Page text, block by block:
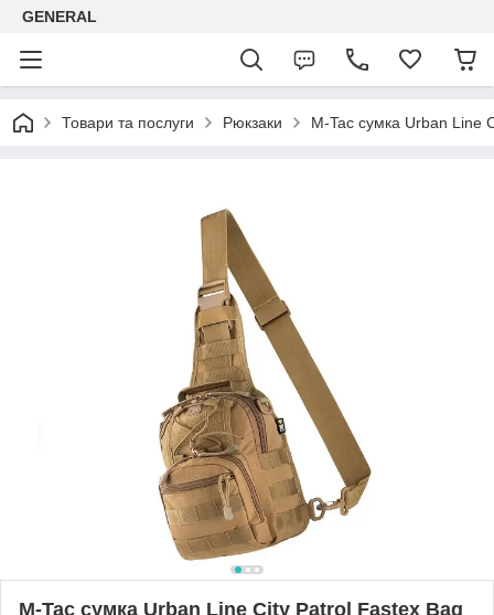
GENERAL
Товари та послуги Рюкзаки M-Tac сумка Urban Line
M-Tac сумка Urban Line City Patrol Fastex Bag